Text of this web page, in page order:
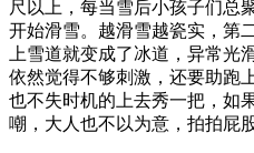
尺以上，每当雪后小孩子们总
开始滑雪。越滑雪越瓷实，第
上雪道就变成了冰道，异常光
依然觉得不够刺激，还要助跑
也不失时机的上去秀一把，如
嘲，大人也不以为意，拍拍屁